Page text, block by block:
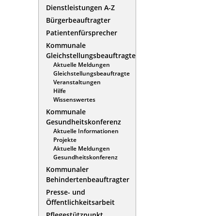
Dienstleistungen A-Z
Bürgerbeauftragter
Patientenfürsprecher
Kommunale
Gleichstellungsbeauftragte
Aktuelle Meldungen
Gleichstellungsbeauftragte
Veranstaltungen
Hilfe
Wissenswertes
Kommunale
Gesundheitskonferenz
Aktuelle Informationen
Projekte
Aktuelle Meldungen
Gesundheitskonferenz
Kommunaler
Behindertenbeauftragter
Presse- und
Öffentlichkeitsarbeit